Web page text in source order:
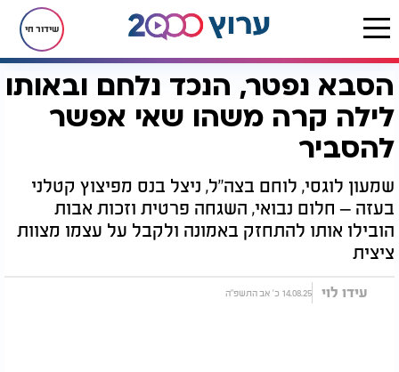
שידור חי
דף הבית יהדות
הסבא נפטר, הנכד נלחם ובאותו
לילה קרה משהו שאי אפשר
להסביר
שמעון לוגסי, לוחם בצה"ל, ניצל בנס מפיצוץ קטלני
בעזה – חלום נבואי, השגחה פרטית וזכות אבות
הובילו אותו להתחזק באמונה ולקבל על עצמו מצוות
ציצית
עידו לוי 14.08.25 כ' אב התשפ"ה